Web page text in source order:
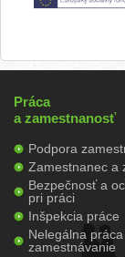
Práca
a zamestnanosť
Podpora
Zamestnanec a
Bezpečnosť a
pri práci
Inšpekcia práce
Nelegálna
zamestnávanie